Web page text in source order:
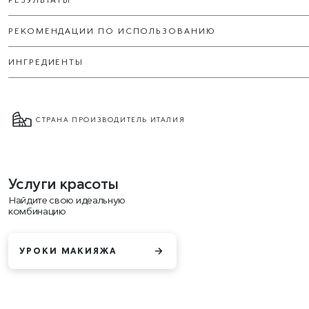
РЕКОМЕНДАЦИИ ПО ИСПОЛЬЗОВАНИЮ
ИНГРЕДИЕНТЫ
СТРАНА ПРОИЗВОДИТЕЛЬ ИТАЛИЯ
Услуги красоты
Найдите свою идеальную
комбинацию
УРОКИ МАКИЯЖА